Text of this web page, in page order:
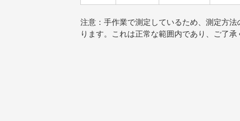
注意：手作業で測定しているため、測定方
ります。これは正常な範囲内であり、ご了承